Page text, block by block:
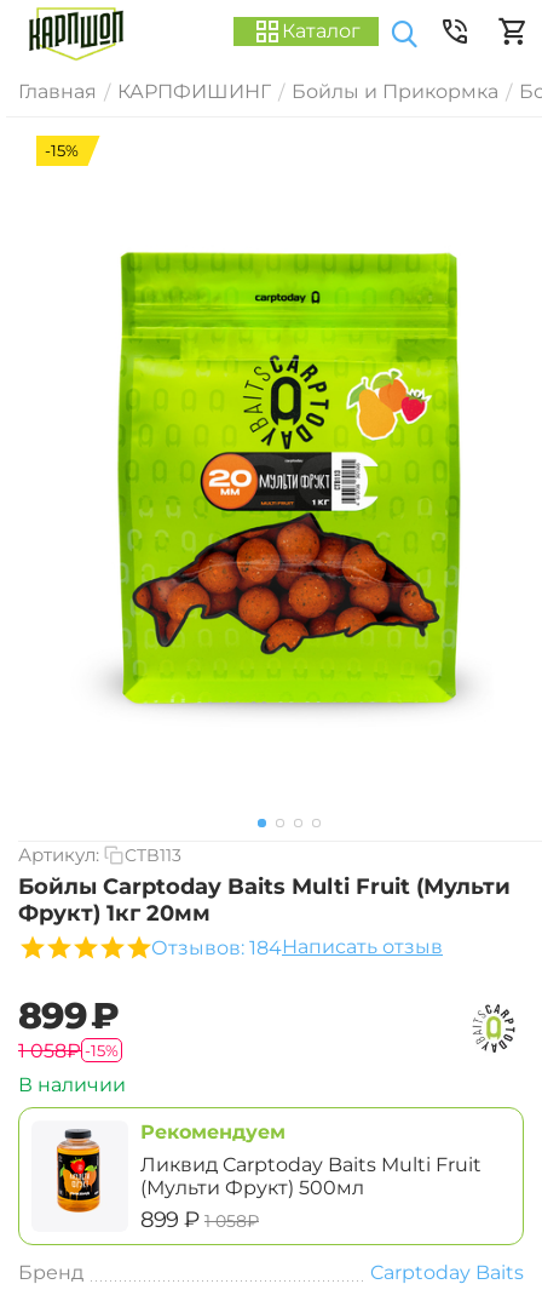
Каталог
Главная / КАРПФИШИНГ / Бойлы и Прикормка /
-15%
Артикул: CTB113
Бойлы Carptoday Baits Multi Fruit (Мульти
Фрукт) 1кг 20мм
Отзывов: 184Написать отзыв
‍899‍₽
‍1 058‍₽-15%
В наличии
Рекомендуем
Ликвид Carptoday Baits Multi Fruit
(Мульти Фрукт) 500мл
‍899‍ ₽ ‍1 058‍₽
Бренд Carptoday Baits